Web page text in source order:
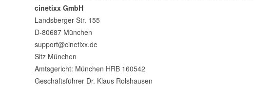
cinetixx GmbH
Landsberger Str. 155
D-80687 München
support@cinetixx.de
Sitz München
Amtsgericht: München HRB 160542
Geschäftsführer Dr. Klaus Rolshausen